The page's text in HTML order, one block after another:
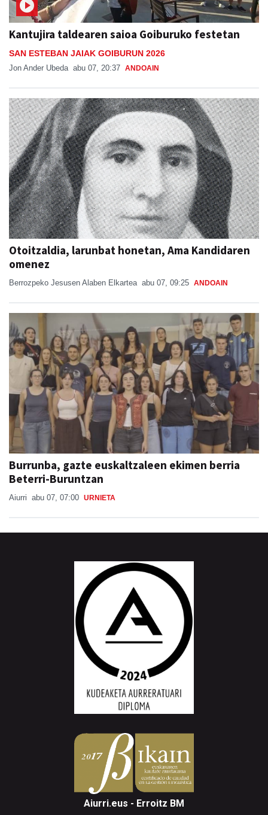
Kantujira taldearen saioa Goiburuko festetan
SAN ESTEBAN JAIAK GOIBURUN 2026
Jon Ander Ubeda abu 07, 20:37 ANDOAIN
Otoitzaldia, larunbat honetan, Ama Kandidaren
omenez
Berrozpeko Jesusen Alaben Elkartea abu 07, 09:25 ANDOAIN
Burrunba, gazte euskaltzaleen ekimen berria
Beterri-Buruntzan
Aiurri abu 07, 07:00 URNIETA
Aiurri.eus - Erroitz BM